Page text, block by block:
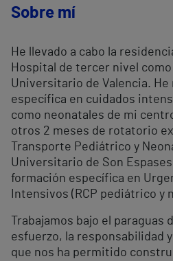
Sobre mí
He llevado a cabo la
Hospital de tercer nivel
Universitario de Valencia.
específica en cuidados
como neonatales de mi
otros 2 meses de rotatorio
Transporte Pediátrico y
Universitario de Son
formación específica en
Intensivos (RCP pediátrico y
Trabajamos bajo el paraguas
esfuerzo, la responsabilidad
que nos ha permitido